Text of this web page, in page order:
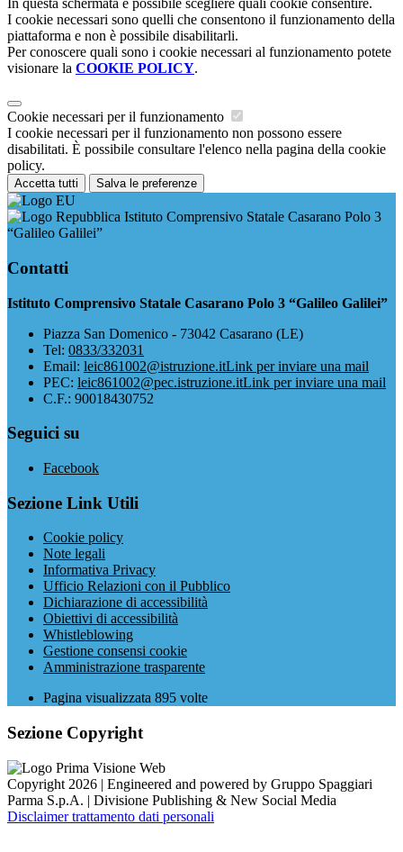
In questa schermata è possibile scegliere quali cookie consentire.
I cookie necessari sono quelli che consentono il funzionamento della
piattaforma e non è possibile disabilitarli.
Per conoscere quali sono i cookie necessari al funzionamento potete
visionare la COOKIE POLICY.
Cookie necessari per il funzionamento
I cookie necessari per il funzionamento non possono essere
disabilitati. È possibile consultare l'elenco nella pagina della cookie
policy.
Accetta tutti Salva le preferenze
Istituto Comprensivo Statale Casarano Polo 3
“Galileo Galilei”
Contatti
Istituto Comprensivo Statale Casarano Polo 3 “Galileo Galilei”
Piazza San Domenico - 73042 Casarano (LE)
Tel: 0833/332031
Email: leic861002@istruzione.itLink per inviare una mail
PEC: leic861002@pec.istruzione.itLink per inviare una mail
C.F.: 90018430752
Seguici su
Facebook
Sezione Link Utili
Cookie policy
Note legali
Informativa Privacy
Ufficio Relazioni con il Pubblico
Dichiarazione di accessibilità
Obiettivi di accessibilità
Whistleblowing
Gestione consensi cookie
Amministrazione trasparente
Pagina visualizzata 895 volte
Sezione Copyright
Copyright 2026 | Engineered and powered by Gruppo Spaggiari
Parma S.p.A. | Divisione Publishing & New Social Media
Disclaimer trattamento dati personali